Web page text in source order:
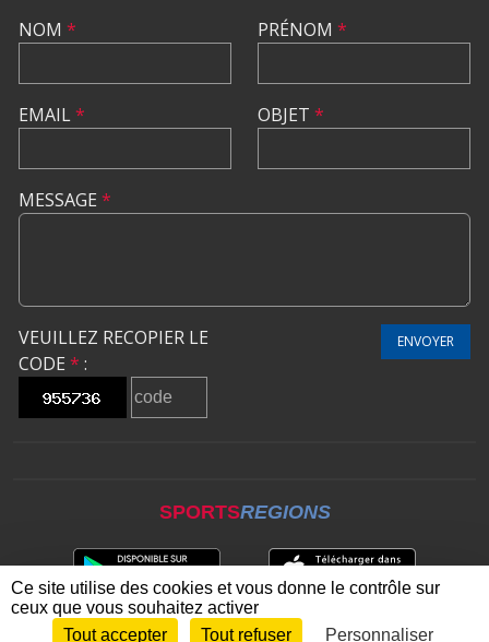
NOM *
EMAIL*
PRÉNOM *
OBJET *
MESSAGE *
VEUILLEZ RECOPIER LE
CODE * :
ENVOYER
SPORTSREGIONS
Envie de participer ? CONNEXION
Ce site utilise des cookies et vous donne le contrôle sur
ceux que vous souhaitez activer
Tout accepter
Tout refuser Personnaliser